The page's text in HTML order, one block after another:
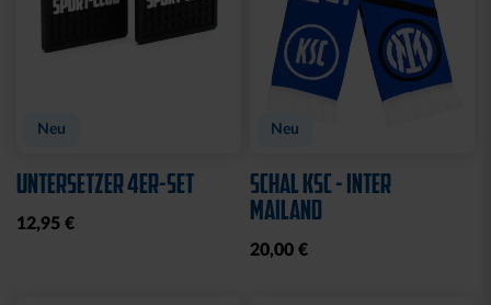
Neu
UNTERSETZER 4ER-SET
12,95 €
Neu
SCHAL KSC - INTER
MAILAND
20,00 €